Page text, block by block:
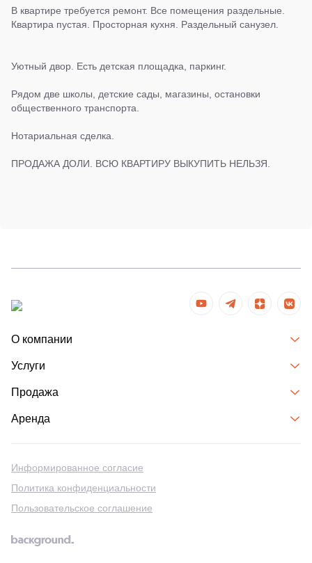
В квартире требуется ремонт. Все помещения раздельные.
Квартира пустая. Просторная кухня. Раздельный санузел.
Уютный двор. Есть детская площадка, паркинг.
Рядом две школы, детские сады, магазины, остановки
общественного транспорта.
Нотариальная сделка.
ПРОДАЖА ДОЛИ. ВСЮ КВАРТИРУ ВЫКУПИТЬ НЕЛЬЗЯ.
О компании
Услуги
Продажа
Аренда
Информированное согласие
Политика конфиденциальности
Пользовательское соглашение